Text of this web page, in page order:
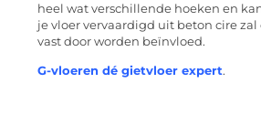
heel wat verschillende hoeken en
je vloer vervaardigd uit beton cire zal
vast door worden beïnvloed.
G-vloeren dé gietvloer expert.